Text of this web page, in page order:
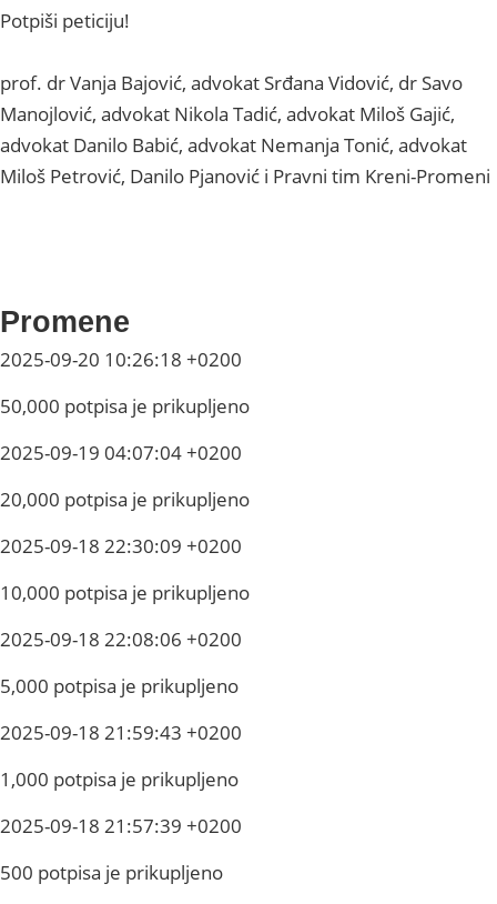
Potpiši peticiju!
prof. dr Vanja Bajović, advokat Srđana Vidović, dr Savo
Manojlović, advokat Nikola Tadić, advokat Miloš Gajić,
advokat Danilo Babić, advokat Nemanja Tonić, advokat
Miloš Petrović, Danilo Pjanović i Pravni tim Kreni-Promeni
Promene
2025-09-20 10:26:18 +0200
50,000 potpisa je prikupljeno
2025-09-19 04:07:04 +0200
20,000 potpisa je prikupljeno
2025-09-18 22:30:09 +0200
10,000 potpisa je prikupljeno
2025-09-18 22:08:06 +0200
5,000 potpisa je prikupljeno
2025-09-18 21:59:43 +0200
1,000 potpisa je prikupljeno
2025-09-18 21:57:39 +0200
500 potpisa je prikupljeno